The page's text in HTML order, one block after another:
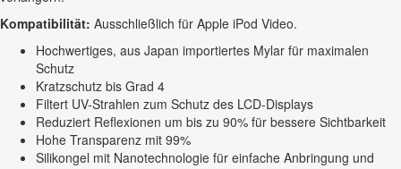
Kompatibilität: Ausschließlich für Apple iPod Video.
Hochwertiges, aus Japan importiertes Mylar für maximalen
Schutz
Kratzschutz bis Grad 4
Filtert UV-Strahlen zum Schutz des LCD-Displays
Reduziert Reflexionen um bis zu 90% für bessere Sichtbarkeit
Hohe Transparenz mit 99%
Silikongel mit Nanotechnologie für einfache Anbringung und